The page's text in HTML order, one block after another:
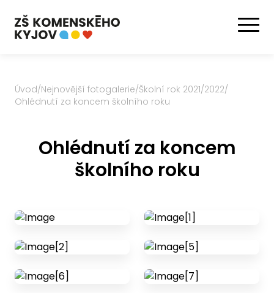
Úvod/Nejnovější fotogalerie/Školní rok 2021/2022/
Ohlédnutí za koncem školního roku
Ohlédnutí za koncem
školního roku